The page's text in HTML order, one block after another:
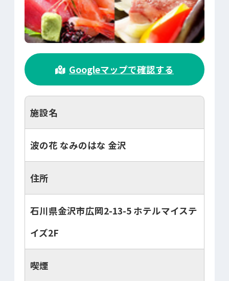
Googleマップで確認する
施設名
波の花 なみのはな 金沢
住所
石川県金沢市広岡2-13-5 ホテルマイステ
イズ2F
喫煙